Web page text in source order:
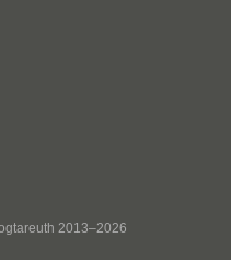
2013–2026